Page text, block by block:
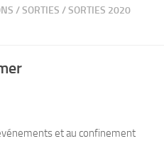
/SORTIES /SORTIES 2020
et au confinement